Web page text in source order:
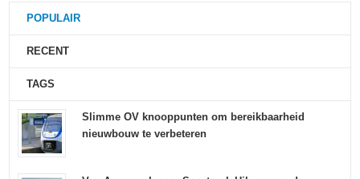
POPULAIR
RECENT
TAGS
Slimme OV knooppunten om bereikbaarheid
nieuwbouw te verbeteren